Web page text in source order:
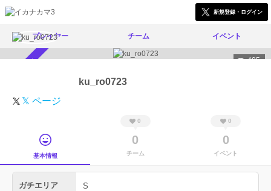
新規登録・ログイン
プレイヤー チーム イベント
405
ku_ro0723
𝕏 ページ
基本情報
0
0
チーム
0
0
イベント
ガチエリア S